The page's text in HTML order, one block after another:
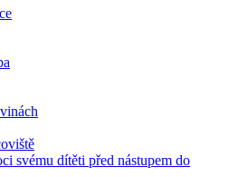
svému dítěti před nástupem do